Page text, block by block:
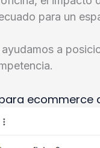
para un
ayudamos a
ecommerce